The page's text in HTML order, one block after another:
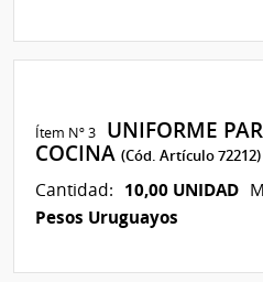
Ítem Nº 3
UNIFORME
COCINA(Cód. Artículo 72212)
Cantidad: 10,00 UNIDAD
Pesos Uruguayos